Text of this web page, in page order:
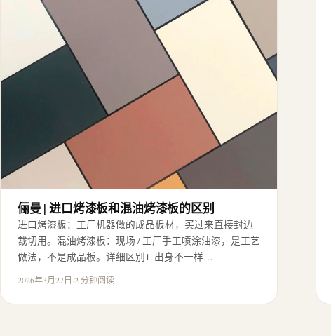
俪曼 | 进口烤漆板和混油烤漆板的区别
进口烤漆板：工厂机器做的成品板材，买过来直接封边
裁切用。混油烤漆板：现场 / 工厂手工喷涂油漆，是工艺
做法，不是成品板。详细区别1. 出身不一样…
2026年3月27日·2 分钟阅读